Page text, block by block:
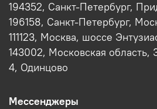
194352, Санкт-Петербург,
196158, Санкт-Петербург,
111123, Москва, шоссе
143002, Московская область,
4, Одинцово
Мессенджеры